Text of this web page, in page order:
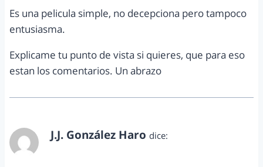
Es una pelicula simple, no decepciona pero tampoco
entusiasma.
Explicame tu punto de vista si quieres, que para eso
estan los comentarios. Un abrazo
J.J. González Haro dice: